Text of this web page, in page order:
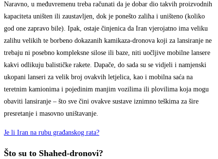
Naravno, u međuvremenu treba računati da je dobar dio takvih proizvodnih
kapaciteta uništen ili zaustavljen, dok je ponešto zaliha i uništeno (koliko
god one zapravo bile). Ipak, ostaje činjenica da Iran vjerojatno ima veliku
zalihu velikih te borbeno dokazanih kamikaza-dronova koji za lansiranje ne
trebaju ni posebno kompleksne silose ili baze, niti uočljive mobilne lansere
kakvi odlikuju balističke rakete. Dapače, do sada su se vidjeli i namjenski
ukopani lanseri za velik broj ovakvih letjelica, kao i mobilna saća na
teretnim kamionima i pojedinim manjim vozilima ili plovilima koja mogu
obaviti lansiranje – što sve čini ovakve sustave iznimno teškima za šire
presretanje i masovno uništavanje.
Je li Iran na rubu građanskog rata?
Što su to Shahed-dronovi?